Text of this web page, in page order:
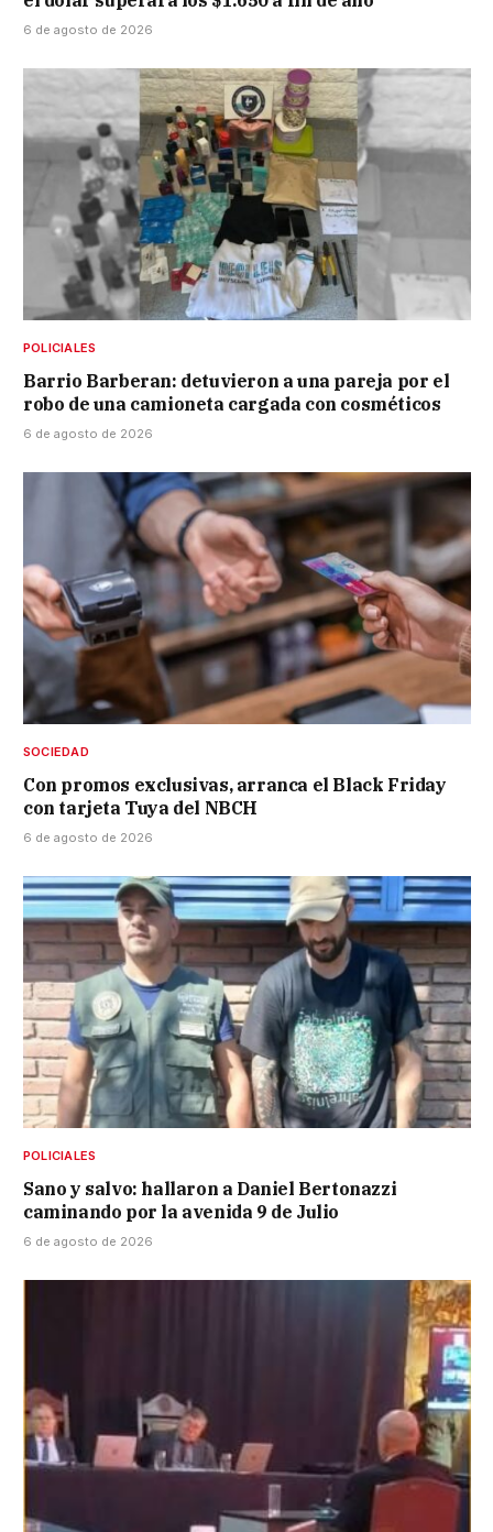
6 de agosto de 2026
POLICIALES
Barrio Barberan: detuvieron a una pareja por el
robo de una camioneta cargada con cosméticos
6 de agosto de 2026
SOCIEDAD
Con promos exclusivas, arranca el Black Friday
con tarjeta Tuya del NBCH
6 de agosto de 2026
POLICIALES
Sano y salvo: hallaron a Daniel Bertonazzi
caminando por la avenida 9 de Julio
6 de agosto de 2026